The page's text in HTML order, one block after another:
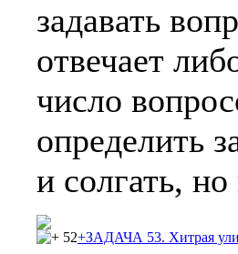
задавать
отвечает
число
определить
и солгать,
52+ЗАДАЧА 53. Хитрая